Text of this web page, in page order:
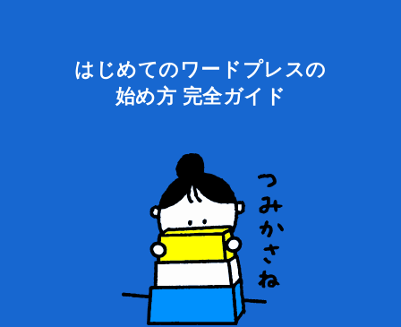
はじめてのワードプレスの
始め方 完全ガイド